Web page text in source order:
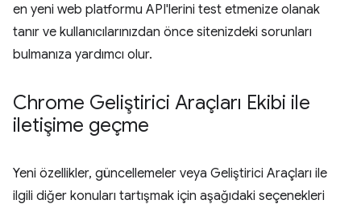
en yeni web platformu API'lerini test etmenize olanak
tanır ve kullanıcılarınızdan önce sitenizdeki sorunları
bulmanıza yardımcı olur.
Chrome Geliştirici Araçları Ekibi ile
iletişime geçme
Yeni özellikler, güncellemeler veya Geliştirici Araçları ile
ilgili diğer konuları tartışmak için aşağıdaki seçenekleri